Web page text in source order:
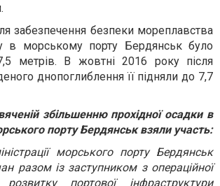
забезпечення безпеки мореплавства
в морському порту Бердянськ було
метрів. В жовтні 2016 року після
днопоглиблення її підняли до 7,7
збільшенню прохідної осадки в
порту Бердянськ взяли участь:
морського порту Бердянськ
разом із заступником з операційної
портової інфраструктури